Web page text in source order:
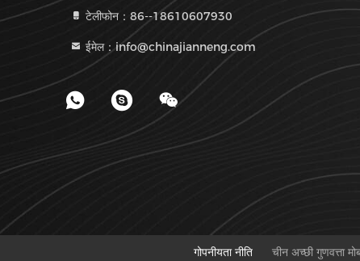
टेलीफोन：86--18610607930
ईमेल：info@chinajianneng.com
गोपनीयता नीति चीन अच्छी गुणवत्ता